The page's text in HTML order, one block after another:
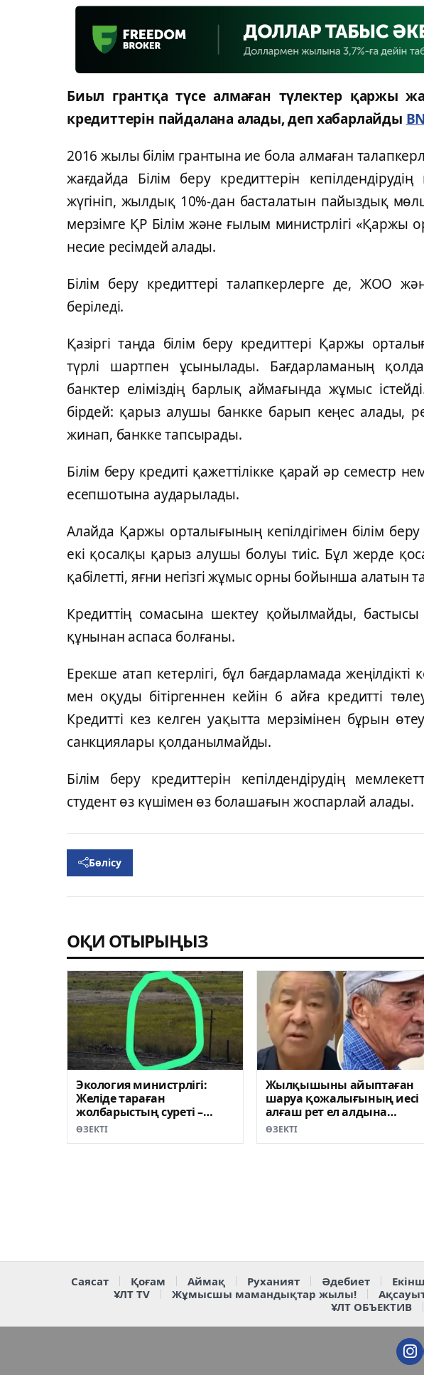
Биыл грантқа түсе алмаған түлектер қаржы
кредиттерін пайдалана алады, деп хабарлайды
2016 жылы білім грантына ие бола алмаған
жағдайда Білім беру кредиттерін
жүгініп, жылдық 10%-дан басталатын пайыздық
мерзімге ҚР Білім және ғылым министрлігі «Қаржы
несие ресімдей алады.
Білім беру кредиттері талапкерлерге де, ЖОО
беріледі.
Қазіргі таңда білім беру кредиттері Қаржы
түрлі шартпен ұсынылады. Бағдарламаның
банктер еліміздің барлық аймағында жұмыс
бірдей: қарыз алушы банкке барып кеңес алады,
жинап, банкке тапсырады.
Білім беру кредиті қажеттілікке қарай әр
есепшотына аударылады.
Алайда Қаржы орталығының кепілдігімен білім
екі қосалқы қарыз алушы болуы тиіс. Бұл жерде
қабілетті, яғни негізгі жұмыс орны бойынша алатын
Кредиттің сомасына шектеу қойылмайды,
құнынан аспаса болғаны.
Ерекше атап кетерлігі, бұл бағдарламада жеңілдікті
мен оқуды бітіргеннен кейін 6 айға кредитті
Кредитті кез келген уақытта мерзімінен бұрын
санкциялары қолданылмайды.
Білім беру кредиттерін кепілдендірудің
студент өз күшімен өз болашағын жоспарлай алады.
Бөлісу
ОҚИ ОТЫРЫҢЫЗ
Экология министрлігі:
Желіде тараған
жолбарыстың суреті –
фейк
ӨЗЕКТІ
Жылқышыны айыптаған
шаруа қожалығының иесі
алғаш рет ел алдына
шықты (ВИДЕО)
ӨЗЕКТІ
Саясат Қоғам Аймақ Руханият Әдебиет
ҰЛТ TV
Жұмысшы мамандықтар жылы!
ҰЛТ ОБЪЕКТИВ